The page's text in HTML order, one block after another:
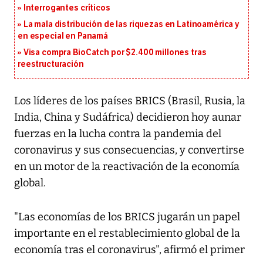
Interrogantes críticos
La mala distribución de las riquezas en Latinoamérica y
en especial en Panamá
Visa compra BioCatch por $2.400 millones tras
reestructuración
Los líderes de los países BRICS (Brasil, Rusia, la
India, China y Sudáfrica) decidieron hoy aunar
fuerzas en la lucha contra la pandemia del
coronavirus y sus consecuencias, y convertirse
en un motor de la reactivación de la economía
global.
"Las economías de los BRICS jugarán un papel
importante en el restablecimiento global de la
economía tras el coronavirus", afirmó el primer